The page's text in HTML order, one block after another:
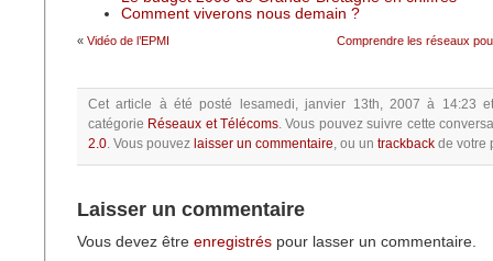
Comment viverons nous demain ?
« Vidéo de l’EPMI Comprendre les réseaux
Cet article à été posté lesamedi, janvier 13th, 2007 à 14:23
catégorie Réseaux et Télécoms.Vous pouvez suivre cette
2.0. Vous pouvez laisser un commentaire, ou un trackback de votre
Laisser un commentaire
Vous devez être enregistrés pour lasser un commentaire.